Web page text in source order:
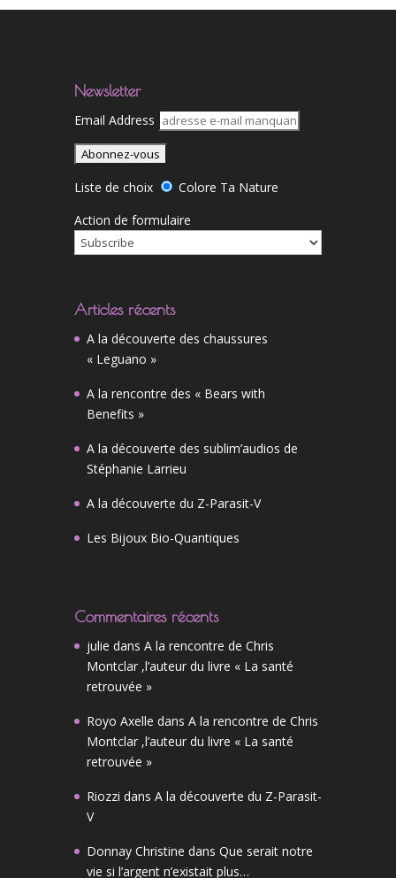
Newsletter
Email Address
Liste de choix
Colore Ta Nature
Action de formulaire
Articles récents
A la découverte des chaussures
« Leguano »
A la rencontre des « Bears with
Benefits »
A la découverte des sublim’audios de
Stéphanie Larrieu
A la découverte du Z-Parasit-V
Les Bijoux Bio-Quantiques
Commentaires récents
julie dans A la rencontre de Chris
Montclar ,l’auteur du livre « La santé
retrouvée »
Royo Axelle dans A la rencontre de Chris
Montclar ,l’auteur du livre « La santé
retrouvée »
Riozzi dans A la découverte du Z-Parasit-
V
Donnay Christine dans Que serait notre
vie si l’argent n’existait plus…